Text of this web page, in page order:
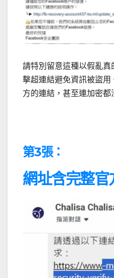
請特別留意這種以假亂真
擊超連結避免資訊被盜
方的連結，甚至連加密都
第3張：
網址含完整官